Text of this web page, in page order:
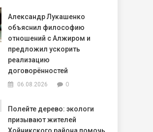
Александр Лукашенко
объяснил философию
отношений с Алжиром и
предложил ускорить
реализацию
договорённостей
06.08.2026 0
Полейте дерево: экологи
призывают жителей